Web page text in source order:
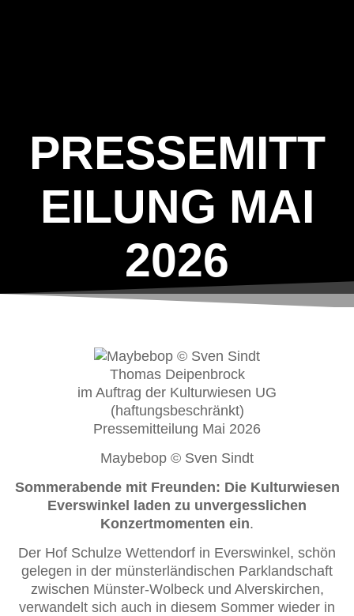
PRESSEMITT
EILUNG MAI
2026
Thomas Deipenbrock
im Auftrag der Kulturwiesen UG
(haftungsbeschränkt)
Pressemitteilung Mai 2026
Maybebop © Sven Sindt
Sommerabende mit Freunden: Die Kulturwiesen
Everswinkel laden zu unvergesslichen
Konzertmomenten ein.
Der Hof Schulze Wettendorf in Everswinkel, schön
gelegen in der münsterländischen Parklandschaft
zwischen Münster-Wolbeck und Alverskirchen,
verwandelt sich auch in diesem Sommer wieder in